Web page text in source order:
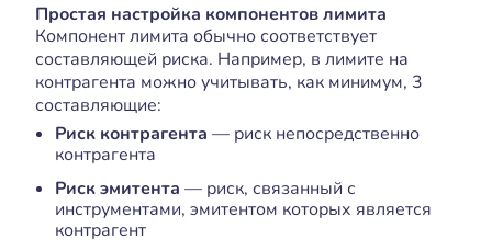
Простая настройка компонентов лимита
Компонент лимита обычно соответствует
составляющей риска. Например, в лимите на
контрагента можно учитывать, как минимум, 3
составляющие:
Риск контрагента — риск непосредственно
контрагента
Риск эмитента — риск, связанный с
инструментами, эмитентом которых является
контрагент